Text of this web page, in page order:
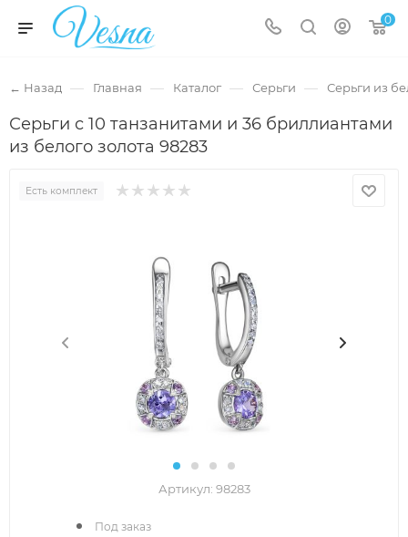
0
← Назад — Главная — Каталог — Серьги — Серьги из
Серьги с 10 танзанитами и 36 бриллиантами
из белого золота 98283
Есть комплект
Артикул: 98283
Под заказ